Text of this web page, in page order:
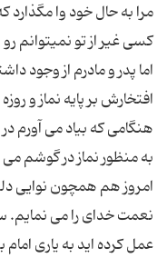
مرا به حال خود وا مگذارد
کسى غیر از تو نمیتوانم
اما پدر و مادرم از وجود
افتخارش بر پایه نماز و
هنگامى که بیاد مى آورم
به منظور نماز در گوشم
امروز هم همچون نوایى
نعمت خداى را مى نمایم.
عمل کرده اید به یارى